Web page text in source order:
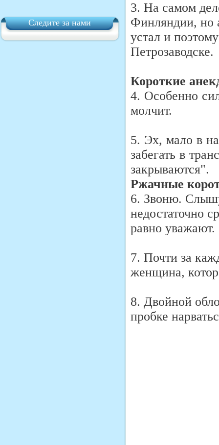
Следите за нами
3. На самом
Финляндии, но
устал и
Петрозаводске.
Короткие
4. Особенно
молчит.
5. Эх, мало в
забегать в
закрываются".
Ржачные
6. Звоню.
недостаточно
равно уважают.
7. Почти за
женщина,
8. Двойной
пробке